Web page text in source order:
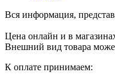
Вся информация,
Цена онлайн и в
Внешний вид товара
К оплате принимаем: